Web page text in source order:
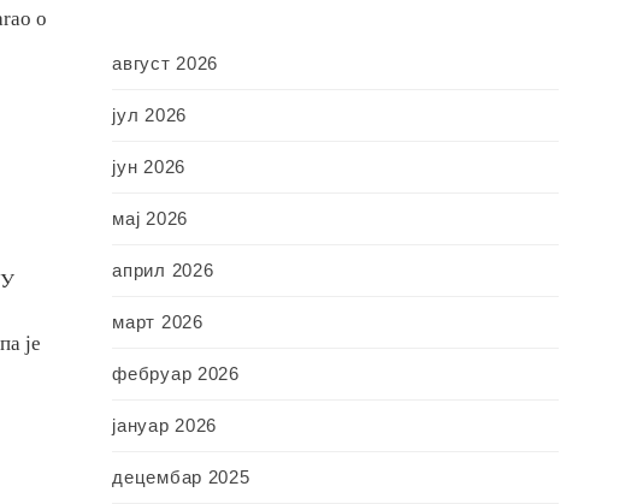
o
У
је
август 2026
јул 2026
јун 2026
мај 2026
април 2026
март 2026
фебруар 2026
јануар 2026
децембар 2025